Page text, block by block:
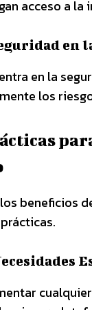
acceso a
en
en la
los
beneficios